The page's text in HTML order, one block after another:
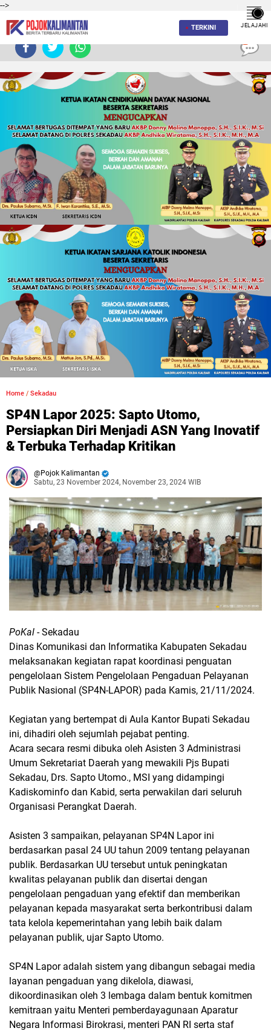
-->
TERKINI JELAJAHI
Home / Sekadau
SP4N Lapor 2025: Sapto Utomo,
Persiapkan Diri Menjadi ASN Yang Inovatif
& Terbuka Terhadap Kritikan
Pojok Kalimantan
Sabtu, 23 November 2024, November 23, 2024 WIB
PoKal - Sekadau
Dinas Komunikasi dan Informatika Kabupaten Sekadau
melaksanakan kegiatan rapat koordinasi penguatan
pengelolaan Sistem Pengelolaan Pengaduan Pelayanan
Publik Nasional (SP4N-LAPOR) pada Kamis, 21/11/2024.
Kegiatan yang bertempat di Aula Kantor Bupati Sekadau
ini, dihadiri oleh sejumlah pejabat penting.
Acara secara resmi dibuka oleh Asisten 3 Administrasi
Umum Sekretariat Daerah yang mewakili Pjs Bupati
Sekadau, Drs. Sapto Utomo., MSI yang didampingi
Kadiskominfo dan Kabid, serta perwakilan dari seluruh
Organisasi Perangkat Daerah.
Asisten 3 sampaikan, pelayanan SP4N Lapor ini
berdasarkan pasal 24 UU tahun 2009 tentang pelayanan
publik. Berdasarkan UU tersebut untuk peningkatan
kwalitas pelayanan publik dan disertai dengan
pengelolaan pengaduan yang efektif dan memberikan
pelayanan kepada masyarakat serta berkontribusi dalam
tata kelola kepemerintahan yang lebih baik dalam
pelayanan publik, ujar Sapto Utomo.
SP4N Lapor adalah sistem yang dibangun sebagai media
layanan pengaduan yang dikelola, diawasi,
dikoordinasikan oleh 3 lembaga dalam bentuk komitmen
kemitraan yaitu Menteri pemberdayagunaan Aparatur
Negara Informasi Birokrasi, menteri PAN RI serta staf